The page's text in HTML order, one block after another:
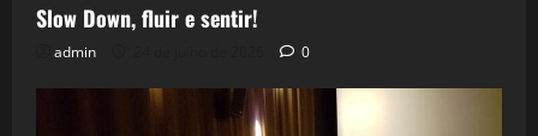
Slow Down, fluir e sentir!
admin 0